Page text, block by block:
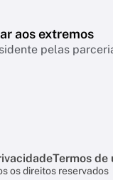
aos extremos
pelas
Termos de
os direitos reservados